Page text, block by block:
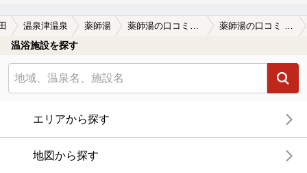
温泉津温泉 薬師湯 薬師湯の口コミ一覧 薬師湯の口コミ 風呂場も綺麗に手入れしてあり、泉質が最…
温浴施設を探す
エリアから探す
地図から探す